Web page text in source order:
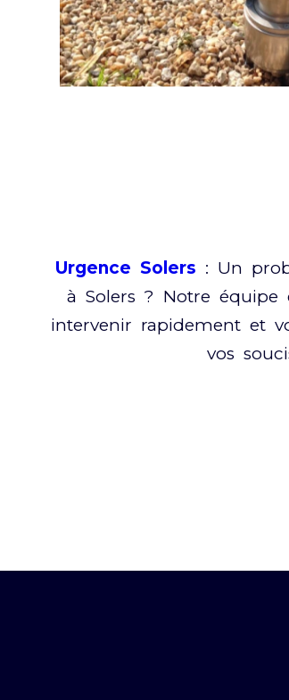
Urgence Solers : Un
à Solers ? Notre
intervenir rapidement et
vos